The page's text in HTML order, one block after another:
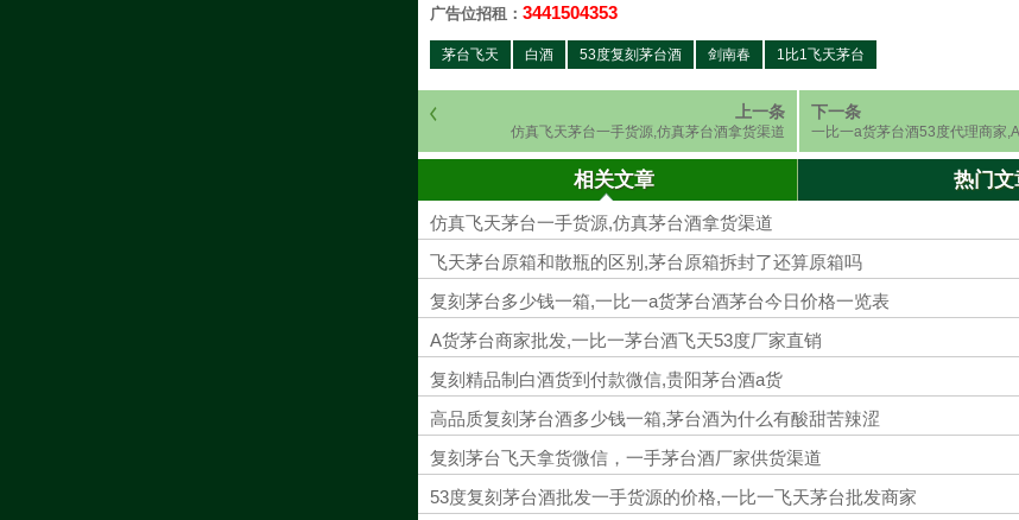
广告位招租： 3441504353
茅台飞天 白酒 53度复刻茅台酒 剑南春 1比1飞天茅台
上一条
仿真飞天茅台一手货源,仿真茅台酒拿货渠道
下一条
一比一a货茅台酒53度代理商家
相关文章 热门文
仿真飞天茅台一手货源,仿真茅台酒拿货渠道
飞天茅台原箱和散瓶的区别,茅台原箱拆封了还算原箱吗
复刻茅台多少钱一箱,一比一a货茅台酒茅台今日价格一览表
A货茅台商家批发,一比一茅台酒飞天53度厂家直销
复刻精品制白酒货到付款微信,贵阳茅台酒a货
高品质复刻茅台酒多少钱一箱,茅台酒为什么有酸甜苦辣涩
复刻茅台飞天拿货微信，一手茅台酒厂家供货渠道
53度复刻茅台酒批发一手货源的价格,一比一飞天茅台批发商家